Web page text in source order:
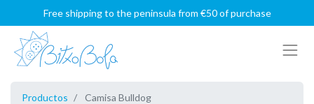
Free shipping to the peninsula from €50 of purchase
Productos Camisa Bulldog